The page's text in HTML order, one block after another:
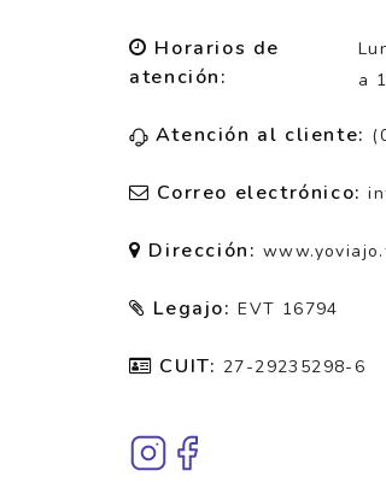
Horarios de
atención:
a
Atención al cliente:
Correo electrónico:
Dirección:
Legajo:EVT 16794
CUIT: 27-29235298-6